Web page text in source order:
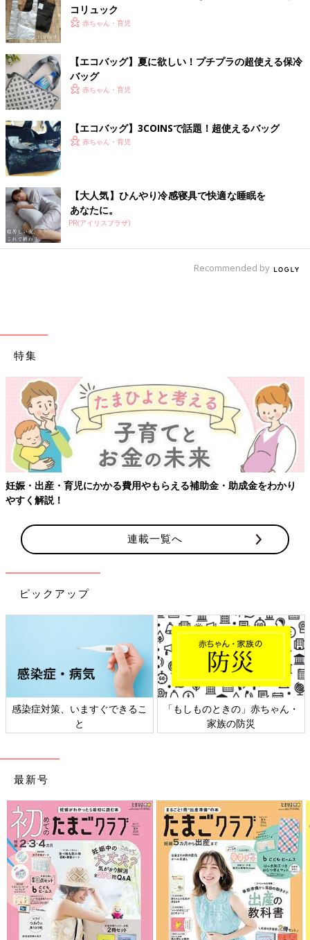
コリュック
赤ちゃん・育児
【エコバッグ】夏に欲しい！プチプラの超使える保冷
バッグ
赤ちゃん・育児
【エコバッグ】3COINSで話題！超使えるバッグ
赤ちゃん・育児
【大人気】ひんやり冷感寝具で快適な睡眠を
あなたに。
PR(アイリスプラザ)
Recommended by
特集
妊娠・出産・育児にかかる費用やもらえる補助金・助成金をわかり
やすく解説！
連載一覧へ
ピックアップ
感染症対策、いますぐできるこ
と
「もしものときの」赤ちゃん・
家族の防災
最新号